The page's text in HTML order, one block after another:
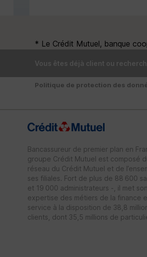
* Le Crédit Mutuel, banque
Vous êtes déjà client ou
Politique de protection des
Bancassureur de premier plan en
groupe Crédit Mutuel est composé
réseau du Crédit Mutuel et de
ses filiales. Fort de plus de 88 600
et 19 000 administrateurs -, il met son
expertise des métiers de la finance
service à la disposition de 38,8
clients, dont 35,5 millions de